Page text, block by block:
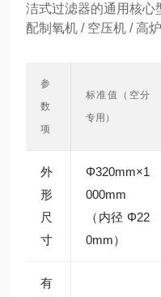
洁式过滤器的通用核心
配制氧机 / 空压机 / 高
参
数
项
标准值（空分
专用）
外
形
尺
寸
Φ320mm×1
000mm
（内径 Φ22
0mm）
有